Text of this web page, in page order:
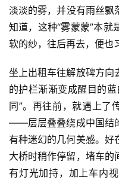
淡淡的雾，并没有雨丝
知道，这种“雾蒙蒙”本
软的纱，往后再去，便也
坐上出租车往解放碑方向
的护栏渐渐变成醒目的
同”。再往前，就遇上了
——层层叠叠绕成中国结
有种迷幻的几何美感。好
大桥时稍作停留，堵车的
有灯光加持，加上车内